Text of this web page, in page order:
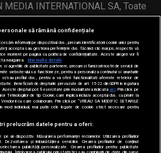
INTERNATIONAL SA, Toate
rezervate.
să rămână confidențiale
informații pe dispozitivul dvs., precum identificatorii cookie unici pentru
accepta sau gestiona preferințele dvs. făcând clic mai jos, respectiv vă
moment pe pagina cu politica de confidențialitate. Aceste alegeri vor fi
navigarea.
Mai multe detalii
si agentiile de publicitate partenere, precum si furnizorii nostri de servicii de
website-ului sa functioneze, pentru a personaliza continutul si anunturile
sau profilul dvs., pentru a va oferi functionalitati aferente retelelor de
Beneficiati de drepturile prevazute de art. 15-22 din GDPR in legatura
Aceste drepturi pot fi exercitate prin modalitatea indicataaici . Prin click pe
Tehnologiilor de tip Cookie, care implica inclusiv acceptul dvs. cu privire la
ii cu care colaboram. Prin click pe “VREAU SA MODIFIC SETARILE
mod individual, mai putin cele legate de cookie strict necesare pentru
prelucrăm datele pentru a oferi:
un dispozitiv. Măsurarea performanței reclamelor. Utilizarea profilurilor
Dezvoltarea și îmbunătățirea serviciilor. Crearea profilurilor de conținut
publicității personalizate. Crearea profilurilor pentru publicitate